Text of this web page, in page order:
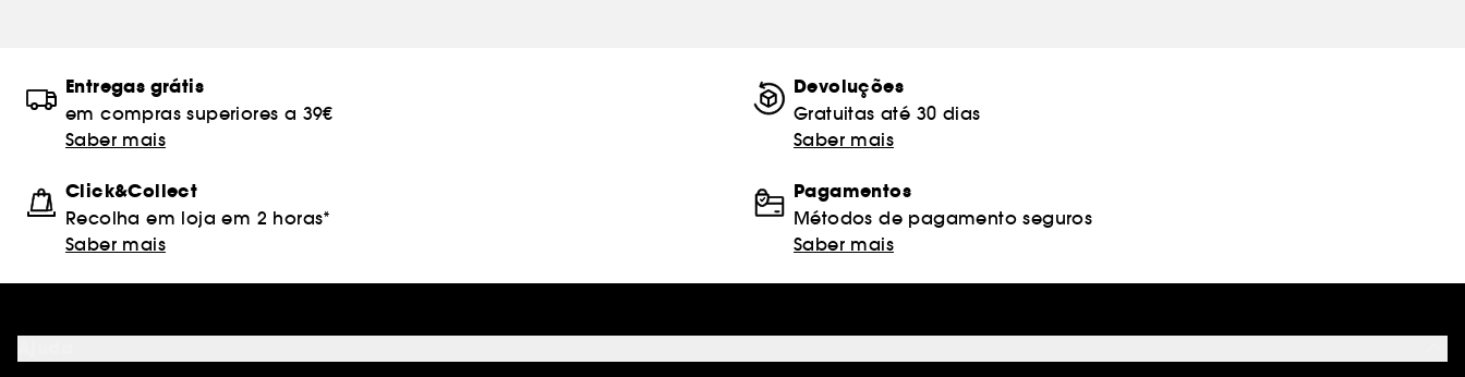
Entregas grátis
em compras superiores a 39€
Saber mais
Devoluções
Gratuitas até 30 dias
Saber mais
Click&Collect
Recolha em loja em 2 horas*
Saber mais
Pagamentos
Métodos de pagamento seguros
Saber mais